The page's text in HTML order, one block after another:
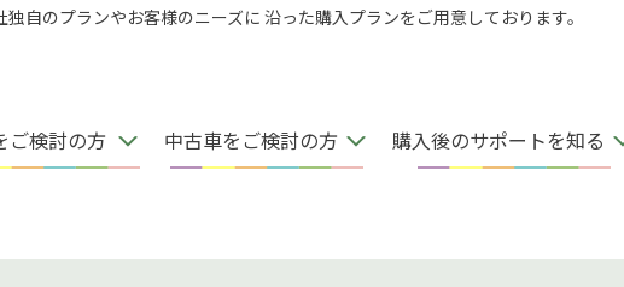
独自のプランやお客様のニーズに 沿った購入プランをご用意しております。
ご検討の方 中古車をご検討の方 購入後のサポートを知る